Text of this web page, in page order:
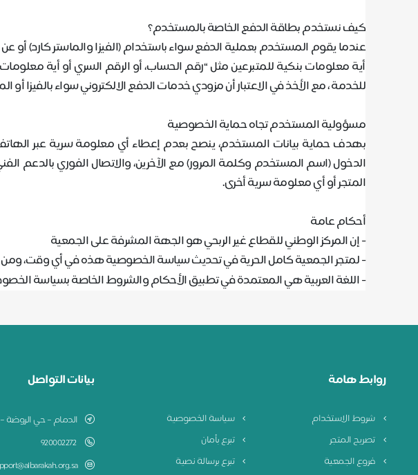
كيف نستخدم بطاقة الدفع الخاصة بالمستخدم؟
عندما يقوم المستخدم بعملية الدفع سواء باستخدام (الفيزا والماستر كارد) أو
أية معلومات بنكية للمتبرعين مثل “رقم الحساب، أو الرقم السري أو أية
للخدمة ، مع الأخذ في الاعتبار أن مزودي خدمات الدفع الالكتروني سواء
مسؤولية المستخدم تجاه حماية الخصوصية
بهدف حماية بيانات المستخدم، ينصح بعدم إعطاء أي معلومة سرية عبر
الدخول (اسم المستخدم وكلمة المرور) مع الآخرين، ‌والاتصال الفوري
المتجر أو أي معلومة سرية أخرى.
أحكام عامة
‌‌- إن المركز الوطني للقطاع غير الربحي هو الجهة المشرفة على الجمعية
- لمتجر الجمعية كامل الحرية في تحديث سياسة الخصوصية هذه في أي وقت،
- اللغة العربية هي المعتمدة في تطبيق الأحكام والشروط الخاصة بسياسة
روابط هامة
شروط الاستخدام
سياسة الخصوصية
تصريح المتجر
تبرع بأمان
فروع الجمعية
تبرع برسالة نصية
بيانات التواصل
الدمام – حي الروضة
920002272